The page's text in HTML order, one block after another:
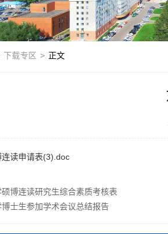
下载专区 > 正文
读申请表(3).doc
博连读研究生综合素质考核表
士生参加学术会议总结报告